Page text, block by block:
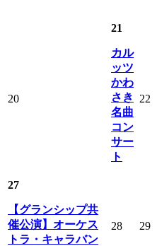
20
21
カル
ッツ
かわ
さき
名曲
コン
サー
ト
22
27
【グランシップ共
催公演】オーケス
トラ・キャラバン
28 29